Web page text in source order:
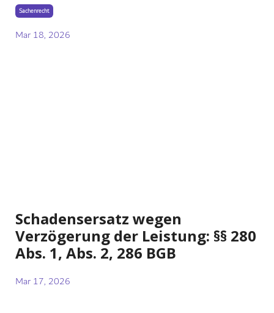
Sachenrecht
Mar 18, 2026
Schadensersatz wegen
Verzögerung der Leistung: §§ 280
Abs. 1, Abs. 2, 286 BGB
Mar 17, 2026